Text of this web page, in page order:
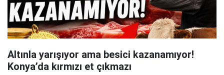
Altınla yarışıyor ama besici kazanamıyor!
Konya’da kırmızı et çıkmazı